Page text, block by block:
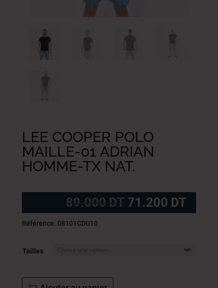
LEE COOPER POLO
MAILLE-01 ADRIAN
HOMME-TX NAT.
89.000DT Le
prix
71.200 DTLe
prix
Référence: 08101CDU10
Tailles